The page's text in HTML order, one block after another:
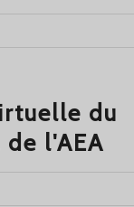
du
l'AEA